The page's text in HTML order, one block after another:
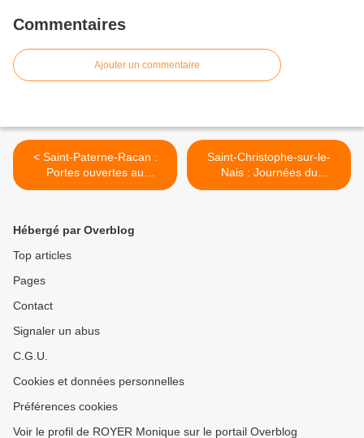
Commentaires
Ajouter un commentaire
< Saint-Paterne-Racan :
Portes ouvertes au
multimédia
Saint-Christophe-sur-le-
Nais : Journées du
Patrimoine avec Histoire et
Hébergé par Overblog
Top articles
Pages
Contact
Signaler un abus
C.G.U.
Cookies et données personnelles
Préférences cookies
Voir le profil de ROYER Monique sur le portail Overblog